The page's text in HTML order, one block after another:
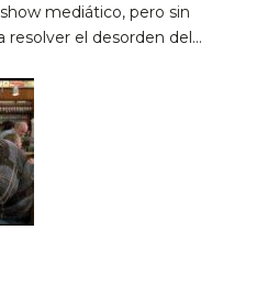
mediático, pero sin
resolver el desorden del…